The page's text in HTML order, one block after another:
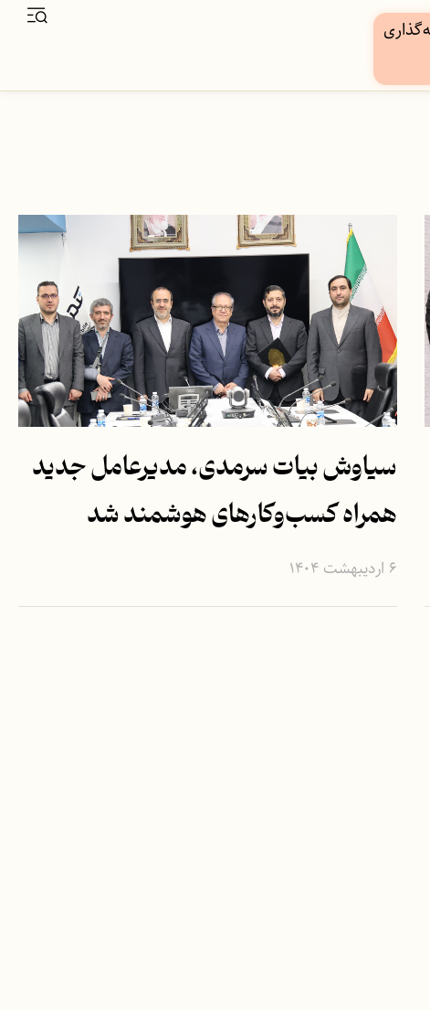
سیاوش بیات سرمدی، مدیرعامل جدید
همراه کسب‌وکارهای هوشمند شد
۶ اردیبهشت ۱۴۰۴